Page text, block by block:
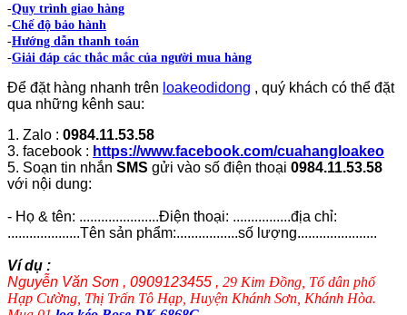
-Quy trình giao hàng
-Chế độ bảo hành
-Hướng dẫn thanh toán
-Giải đáp các thắc mắc của người mua hàng
Để đặt hàng nhanh trên loakeodidong , quý khách có thể đặt
qua những kênh sau:
1. Zalo : 0984.11.53.58
3. facebook : https://www.facebook.com/cuahangloakeo
5. Soạn tin nhắn SMS gửi vào số điện thoại 0984.11.53.58
với nội dung:
- Họ & tên: ......................Điện thoại: ................địa chỉ:
....................Tên sản phẩm:.................số lượng......................
Ví dụ :
Nguyễn Văn Sơn , 0909123455 , 29 Kim Đồng, Tổ dân phố
Hạp Cường, Thị Trấn Tô Hạp, Huyện Khánh Sơn, Khánh Hòa.